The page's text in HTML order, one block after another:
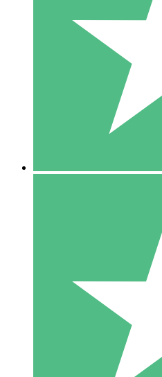
Paga según el uso con créditos
10